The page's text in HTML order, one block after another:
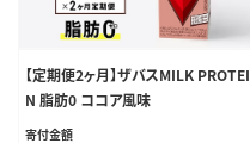
【定期便2ヶ月】ザバスMILK PROTEI
N 脂肪0 ココア風味
寄付金額